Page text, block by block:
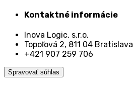
Kontaktné informácie
Inova Logic, s.r.o.
Topoľová 2, 811 04 Bratislava
+421 907 259 706
Spravovať súhlas